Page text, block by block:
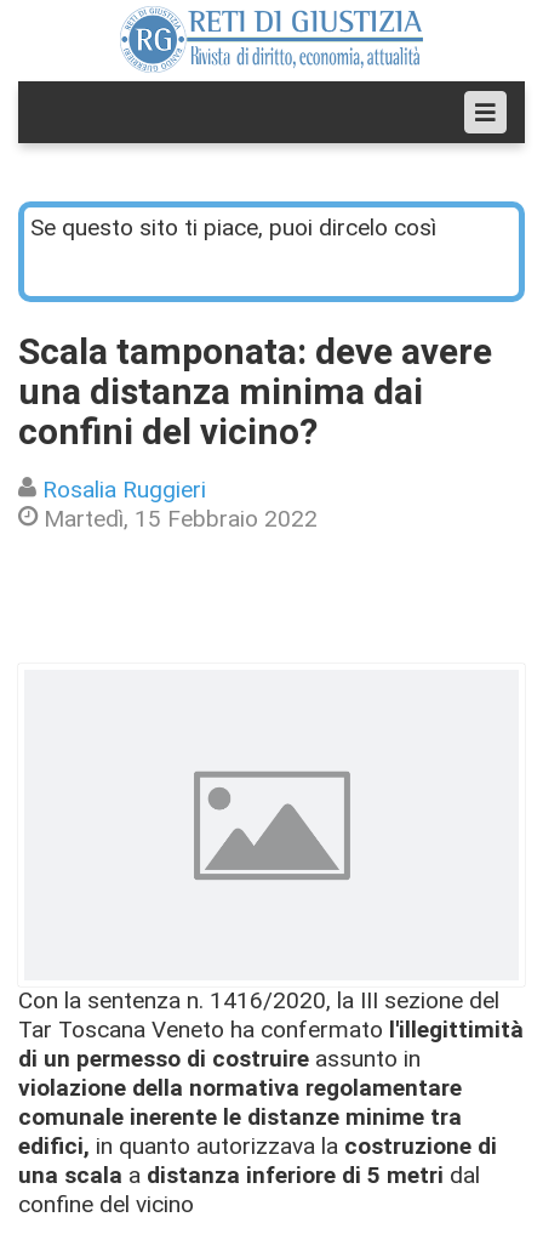
Se questo sito ti piace, puoi dircelo così
Scala tamponata: deve avere
una distanza minima dai
confini del vicino?
Rosalia Ruggieri
Martedì, 15 Febbraio 2022
Con la sentenza n. 1416/2020, la III sezione del
Tar Toscana Veneto ha confermato l'illegittimità
di un permesso di costruire assunto in
violazione della normativa regolamentare
comunale inerente le distanze minime tra
edifici, in quanto autorizzava la costruzione di
una scala a distanza inferiore di 5 metri dal
confine del vicino